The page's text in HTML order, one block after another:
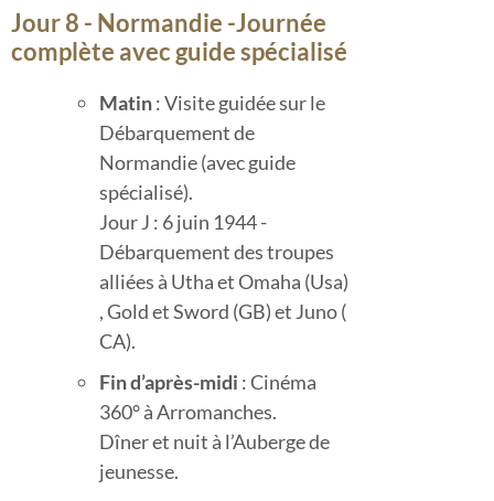
Jour 8 - Normandie -Journée
complète avec guide spécialisé
Matin: Visite guidée sur le
Débarquement de
Normandie (avec guide
spécialisé).
Jour J : 6 juin 1944 -
Débarquement des troupes
alliées à Utha et Omaha (Usa)
, Gold et Sword (GB) et Juno (
CA).
Fin d’après-midi : Cinéma
360° à Arromanches.
Dîner et nuit à l’Auberge de
jeunesse.